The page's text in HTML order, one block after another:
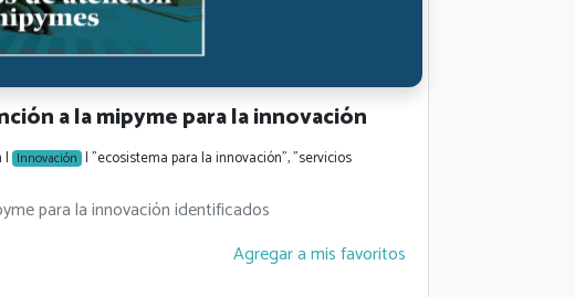
a la mipyme para la innovación
| Innovación | "ecosistema para la innovación", "servicios
para la innovación identificados
Agregar a mis favoritos